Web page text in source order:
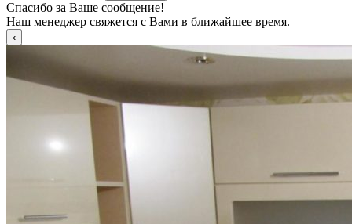
Спасибо за Ваше сообщение!
Наш менеджер свяжется с Вами в ближайшее время.